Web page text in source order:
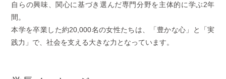
自らの興味、関心に基づき選んだ専門分野を主体的に学ぶ2年
間。
本学を卒業した約20,000名の女性たちは、「豊かな心」と「実
践力」で、社会を支える大きな力となっています。